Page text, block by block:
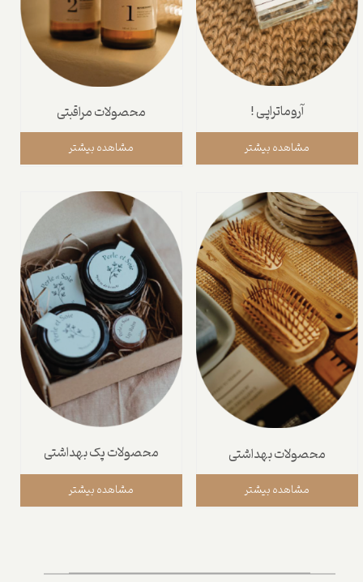
مشاهده بیشتر
محصولات پک بهداشتی
مشاهده بیشتر
محصولات بهداشتی
مشاهده بیشتر
محصولات مراقبتی
مشاهده بیشتر
آروماتراپی !